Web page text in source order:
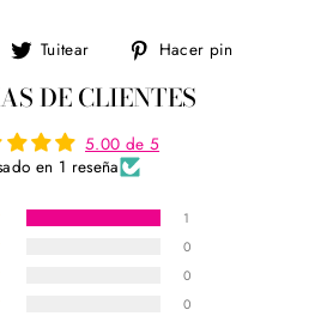
CompartirTuitear
Tuitear
Twitter
Hacer pin
DE CLIENTES
5.00 de 5
en 1 reseña
1
0
0
0